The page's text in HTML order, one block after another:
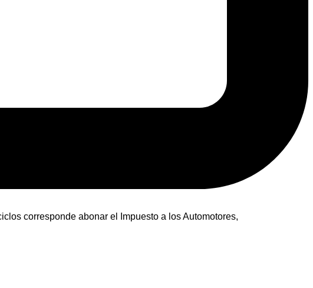
corresponde abonar el Impuesto a los Automotores,